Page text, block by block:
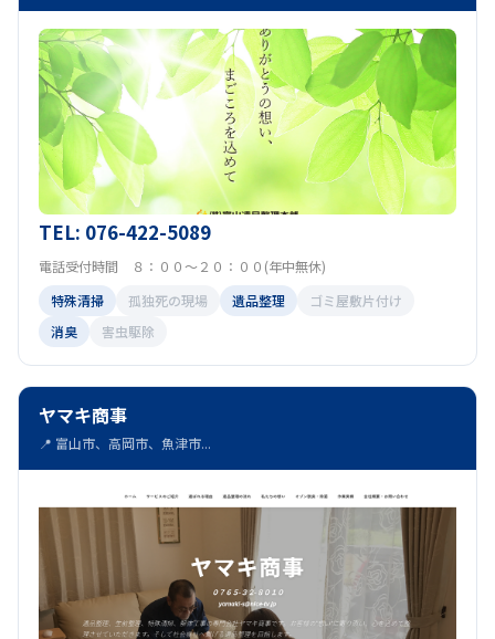
TEL: 076-422-5089
電話受付時間 ８：００～２０：００(年中無休)
特殊清掃
孤独死の現場 遺品整理
ゴミ屋敷片付け
消臭
害虫駆除
ヤマキ商事
📍 富山市、高岡市、魚津市...